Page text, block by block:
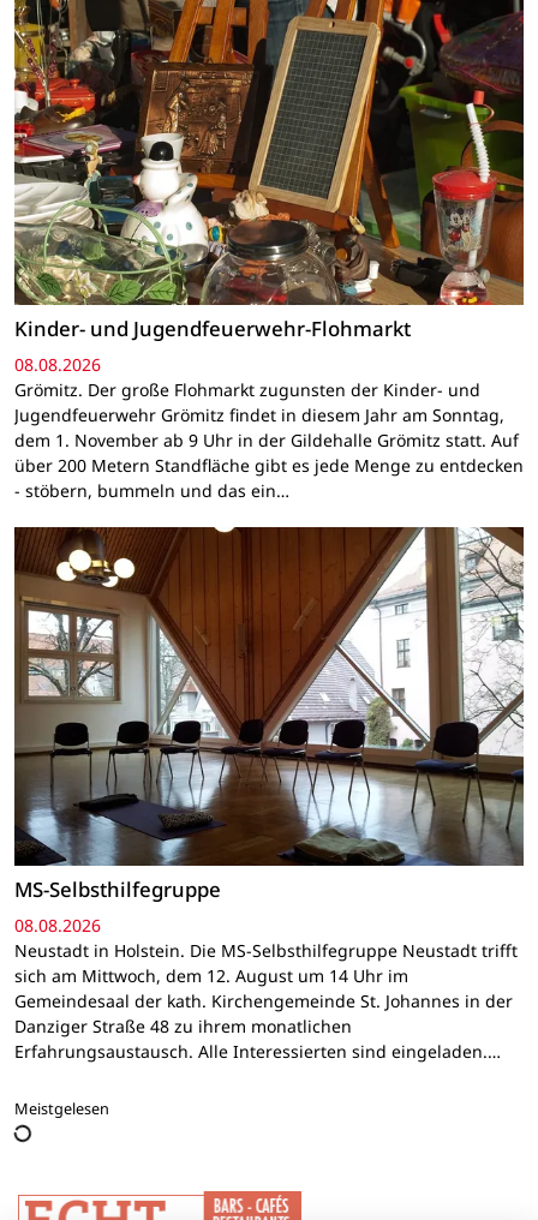
Kinder- und Jugendfeuerwehr-Flohmarkt
08.08.2026
Grömitz. Der große Flohmarkt zugunsten der Kinder- und
Jugendfeuerwehr Grömitz findet in diesem Jahr am Sonntag,
dem 1. November ab 9 Uhr in der Gildehalle Grömitz statt. Auf
über 200 Metern Standfläche gibt es jede Menge zu entdecken
- stöbern, bummeln und das ein…
MS-Selbsthilfegruppe
08.08.2026
Neustadt in Holstein. Die MS-Selbsthilfegruppe Neustadt trifft
sich am Mittwoch, dem 12. August um 14 Uhr im
Gemeindesaal der kath. Kirchengemeinde St. Johannes in der
Danziger Straße 48 zu ihrem monatlichen
Erfahrungsaustausch. Alle Interessierten sind eingeladen.…
Meistgelesen